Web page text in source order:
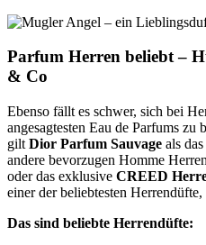
Parfum Herren beliebt –
& Co
Ebenso fällt es schwer, sich bei
angesagtesten Eau de Parfums zu
gilt Dior Parfum Sauvage als
andere bevorzugen Homme
oder das exklusive CREED
einer der beliebtesten
Das sind beliebte Herrendüfte: